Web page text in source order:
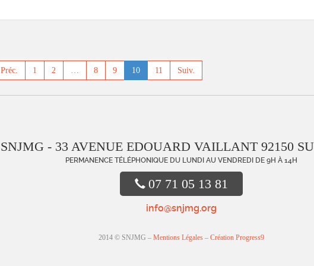
Préc. 1 2 … 8 9 10 11 Suiv.
SNJMG - 33 AVENUE EDOUARD VAILLANT 92150
PERMANENCE TÉLÉPHONIQUE DU LUNDI AU VENDREDI DE 9H À 14H
07 71 05 13 81
info@snjmg.org
2014 © SNJMG – Mentions Légales– Création Progress9